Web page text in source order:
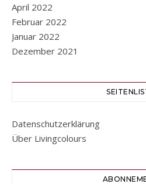
April 2022
Februar 2022
Januar 2022
Dezember 2021
Datenschutzerklärung
Über Livingcolours